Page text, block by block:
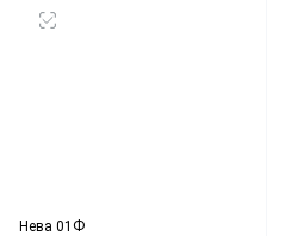
Нева 01Ф